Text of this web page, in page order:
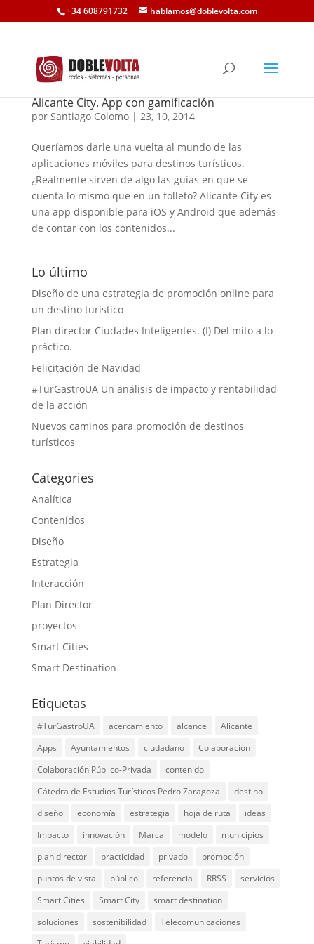
+34 608791732 hablamos@doblevolta.com
Alicante City. App con gamificación
por Santiago Colomo| 23, 10, 2014
Queríamos darle una vuelta al mundo de las
aplicaciones móviles para destinos turísticos.
¿Realmente sirven de algo las guías en que se
cuenta lo mismo que en un folleto? Alicante City es
una app disponible para iOS y Android que además
de contar con los contenidos...
Lo último
Diseño de una estrategia de promoción online para
un destino turístico
Plan director Ciudades Inteligentes. (I) Del mito a lo
práctico.
Felicitación de Navidad
#TurGastroUA Un análisis de impacto y rentabilidad
de la acción
Nuevos caminos para promoción de destinos
turísticos
Categories
Analítica
Contenidos
Diseño
Estrategia
Interacción
Plan Director
proyectos
Smart Cities
Smart Destination
Etiquetas
#TurGastroUA acercamiento alcance
Alicante
Apps
Ayuntamientos ciudadano
Colaboración
Colaboración Público-Privada
contenido
Cátedra de Estudios Turísticos Pedro Zaragoza
destino
diseño
economía estrategia hoja de ruta
ideas
Impacto
innovación Marca modelo
municipios
plan director
practicidad privado
promoción
puntos de vista
público referencia RRSS
servicios
Smart Cities
Smart City
smart destination
soluciones
sostenibilidad
Telecomunicaciones